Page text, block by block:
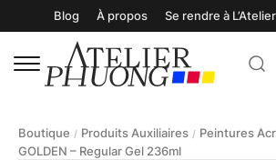
Blog À propos Se rendre à
Boutique / Produits Auxiliaires / Peintures
GOLDEN – Regular Gel 236ml